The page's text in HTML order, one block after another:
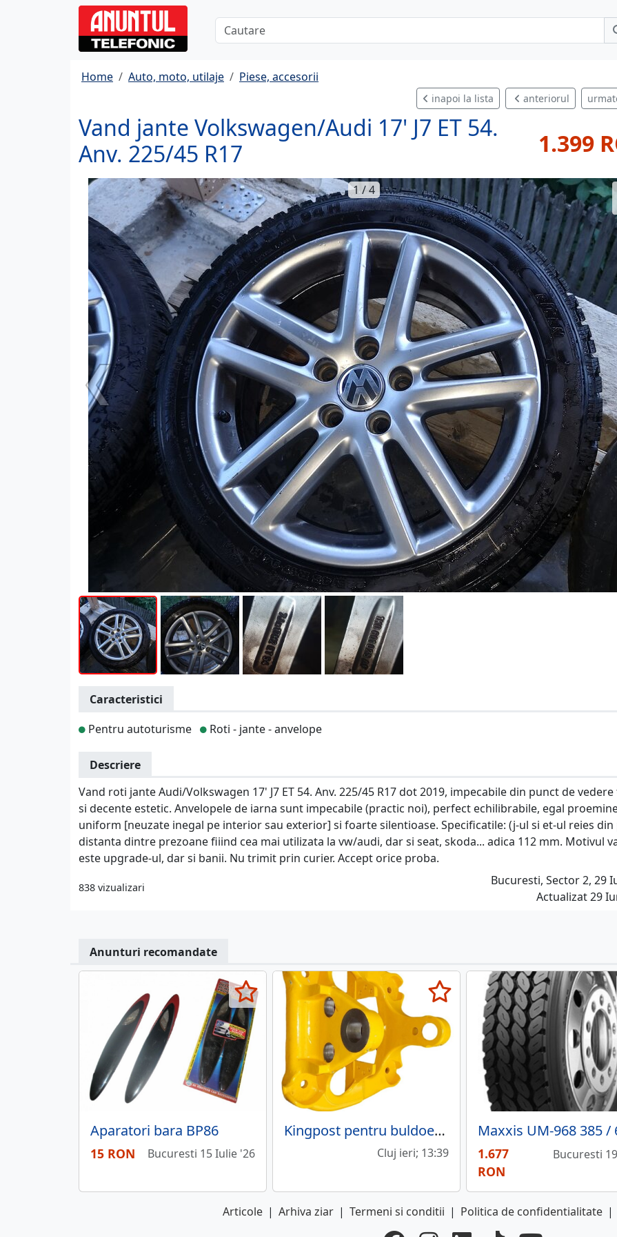
Home Auto, moto, utilaje Piese, accesorii
inapoi la lista anteriorul
Vand jante Volkswagen/Audi 17' J7 ET 54.
Anv. 225/45 R17
1.399
1 / 4
Caracteristici
Pentru autoturisme
Roti - jante - anvelope
Descriere
Vand roti jante Audi/Volkswagen 17' J7 ET 54. Anv. 225/45 R17 dot 2019, impecabile din punct de
si decente estetic. Anvelopele de iarna sunt impecabile (practic noi), perfect echilibrabile, egal
uniform [neuzate inegal pe interior sau exterior] si foarte silentioase. Specificatile: (j-ul si et-ul reies din
distanta dintre prezoane fiiind cea mai utilizata la vw/audi, dar si seat, skoda... adica 112 mm. Motivul
este upgrade-ul, dar si banii. Nu trimit prin curier. Accept orice proba.
838 vizualizari
Bucuresti, Sector 2, 29
Actualizat 29
Anunturi recomandate
Aparatori bara BP86
15 RON Bucuresti 15 Iulie '26
Kingpost pentru buldoexcavatoare JCB 3CX 4CX
Cluj ieri; 13:39
1.677
RON
Bucuresti
Articole | Arhiva ziar | Termeni si conditii | Politica de confidentialitate |